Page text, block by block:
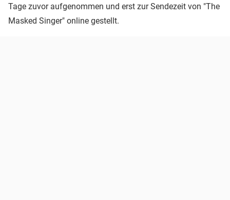
Tage zuvor aufgenommen und erst zur Sendezeit von "The
Masked Singer" online gestellt.